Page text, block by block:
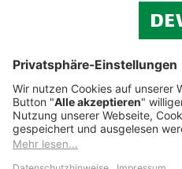
Cookie-Einstellungen
Datenschutz
Impressum
Streitbeilegung